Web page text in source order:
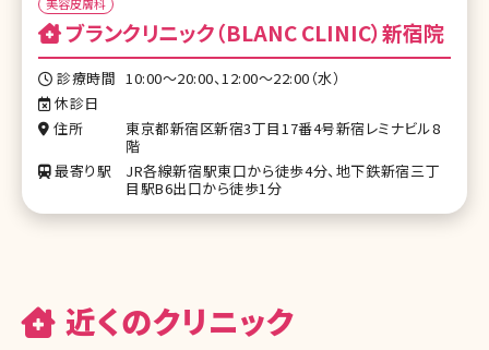
美容皮膚科
ブランクリニック（BLANC CLINIC）新宿院
診療時間 10:00～20:00、12:00～22:00（水）
休診日
住所
東京都新宿区新宿3丁目17番4号新宿レミナビル8
階
最寄り駅
JR各線新宿駅東口から徒歩4分、地下鉄新宿三丁
目駅B6出口から徒歩1分
近くのクリニック